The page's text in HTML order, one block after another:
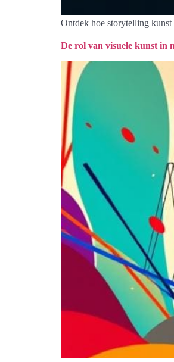
Ontdek hoe storytelling
De rol van visuele kunst in